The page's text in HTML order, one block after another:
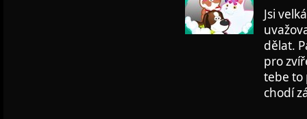
Jsi
dělat.
pro
tebe to
chodí